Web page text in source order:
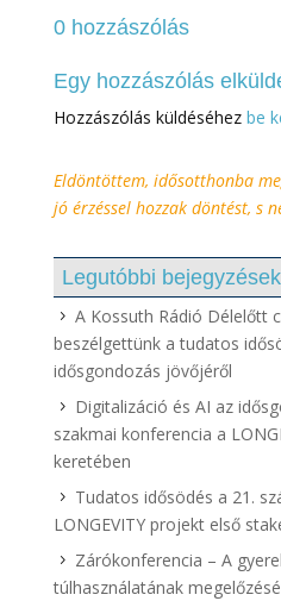
0 hozzászólás
Egy hozzászólás
Hozzászólás küldéséhez be
Eldöntöttem, idősotthonba
jó érzéssel hozzak döntést, s
Legutóbbi bejegyzések
A Kossuth Rádió Délelőtt
beszélgettünk a tudatos
idősgondozás jövőjéről
Digitalizáció és AI az
szakmai konferencia a
keretében
Tudatos idősödés a 21.
LONGEVITY projekt első
Zárókonferencia – A
túlhasználatának